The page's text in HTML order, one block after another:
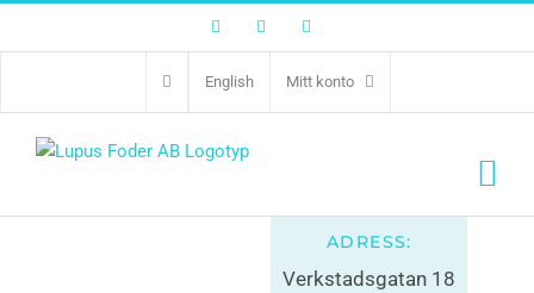
FacebookTwitter
English Mitt konto
Granngården Sjöbo
ADRESS:
Verkstadsgatan 18